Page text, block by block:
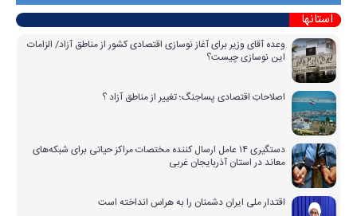
استانها
وعده آقای وزیر برای آغاز نوسازی اقتصادی کشور از مناطق آزاد/ الزامات
این نوسازی چیست؟
اصلاحاتِ اقتصادی پساجنگ؛ تغییر از مناطق آزاد ؟
دستگیری ۱۴ عامل ارسال کننده مختصات مراکز حیاتی برای شبکه‌های
معاند در استان آذربایجان غربی
اقتدار ملی ایران دشمنان را به هراس انداخته است